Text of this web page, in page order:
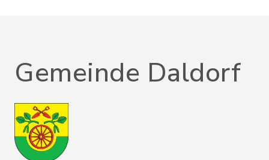
Gemeinde Daldorf